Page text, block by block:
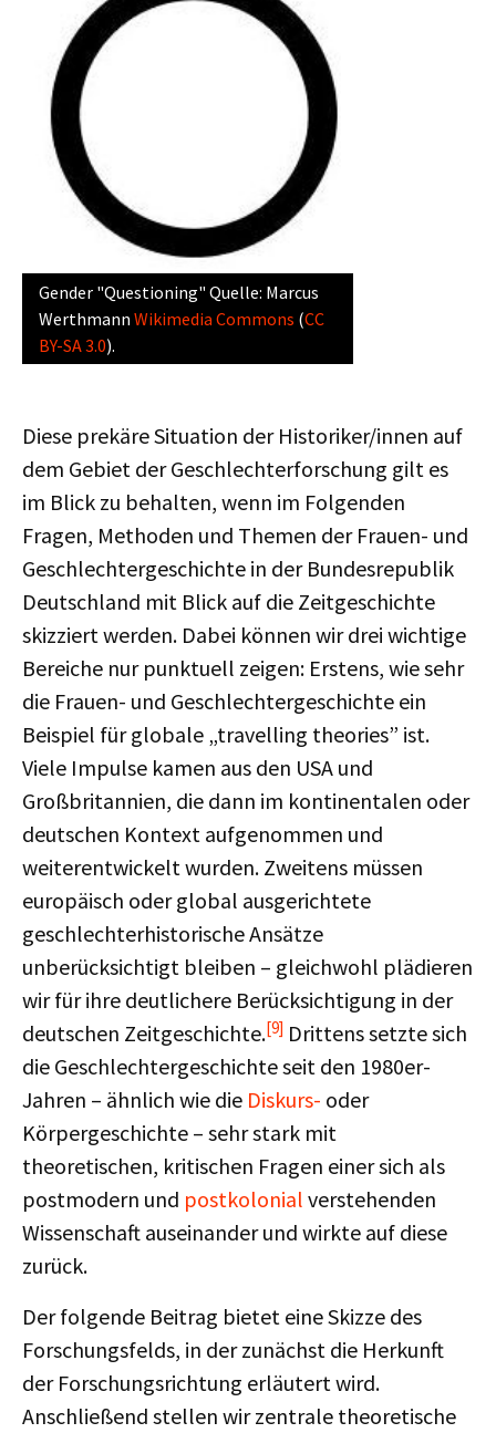
Gender "Questioning" Quelle: Marcus
Werthmann Wikimedia Commons (CC
BY-SA 3.0).
Diese prekäre Situation der Historiker/innen auf
dem Gebiet der Geschlechterforschung gilt es
im Blick zu behalten, wenn im Folgenden
Fragen, Methoden und Themen der Frauen- und
Geschlechtergeschichte in der Bundesrepublik
Deutschland mit Blick auf die Zeitgeschichte
skizziert werden. Dabei können wir drei wichtige
Bereiche nur punktuell zeigen: Erstens, wie sehr
die Frauen- und Geschlechtergeschichte ein
Beispiel für globale „travelling theories” ist.
Viele Impulse kamen aus den USA und
Großbritannien, die dann im kontinentalen oder
deutschen Kontext aufgenommen und
weiterentwickelt wurden. Zweitens müssen
europäisch oder global ausgerichtete
geschlechterhistorische Ansätze
unberücksichtigt bleiben – gleichwohl plädieren
wir für ihre deutlichere Berücksichtigung in der
deutschen Zeitgeschichte.[9] Drittens setzte sich
die Geschlechtergeschichte seit den 1980er-
Jahren – ähnlich wie die Diskurs- oder
Körpergeschichte – sehr stark mit
theoretischen, kritischen Fragen einer sich als
postmodern und postkolonial verstehenden
Wissenschaft auseinander und wirkte auf diese
zurück.
Der folgende Beitrag bietet eine Skizze des
Forschungsfelds, in der zunächst die Herkunft
der Forschungsrichtung erläutert wird.
Anschließend stellen wir zentrale theoretische